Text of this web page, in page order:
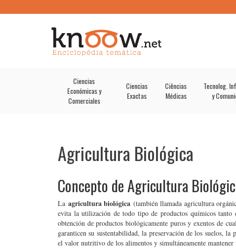
Ciencias
Económicas y
Comerciales
Ciencias
Exactas
Ciências
Médicas
Tecnolog.
y
Agricultura Biológica
Concepto de Agricultura
La agricultura biológica (también llamada agricultura
evita la utilización de todo tipo de productos químicos
obtención de productos biológicamente puros y exentos de
garanticen su sustentabilidad, la preservación de los suelos,
el valor nutritivo de los alimentos y simultáneamente